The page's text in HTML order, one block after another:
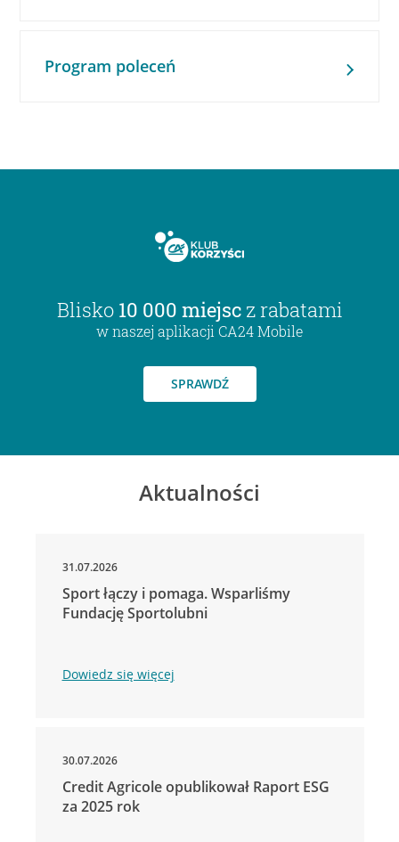
Program poleceń
Blisko 10 000 miejsc z rabatami
w naszej aplikacji CA24 Mobile
SPRAWDŹ
Aktualności
31.07.2026
Sport łączy i pomaga. Wsparliśmy
Fundację Sportolubni
Dowiedz się więcej
30.07.2026
Credit Agricole opublikował Raport ESG
za 2025 rok